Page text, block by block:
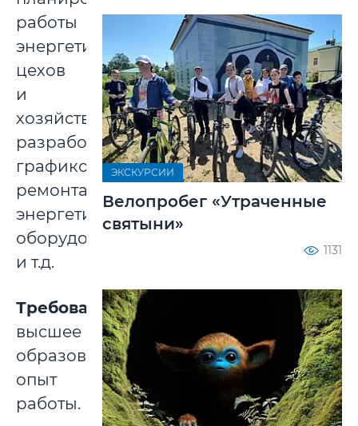
работы
энергетических
цехов
и
хозяйств,
разработка
графиков
ремонта
энергетического
оборудования
и т.д.
Требования:
высшее
образование,
опыт
работы.
ЭКСКУРСИИ
Велопробег «Утраченные
святыни»
1131